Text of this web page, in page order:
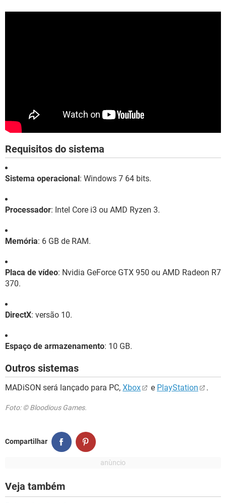
Requisitos do sistema
Sistema operacional: Windows 7 64 bits.
Processador: Intel Core i3 ou AMD Ryzen 3.
Memória: 6 GB de RAM.
Placa de vídeo: Nvidia GeForce GTX 950 ou AMD Radeon R7
370.
DirectX: versão 10.
Espaço de armazenamento: 10 GB.
Outros sistemas
MADiSON será lançado para PC, Xbox e PlayStation .
Foto: © Bloodious Games.
Compartilhar
Veja também